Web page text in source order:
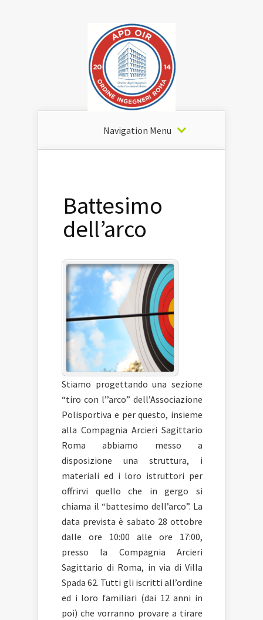
Navigation Menu
Battesimo
dell’arco
Stiamo progettando una sezione
“tiro con l’’arco” dell’Associazione
Polisportiva e per questo, insieme
alla Compagnia Arcieri Sagittario
Roma abbiamo messo a
disposizione una struttura, i
materiali ed i loro istruttori per
offrirvi quello che in gergo si
chiama il “battesimo dell’arco”. La
data prevista è sabato 28 ottobre
dalle ore 10:00 alle ore 17:00,
presso la Compagnia Arcieri
Sagittario di Roma, in via di Villa
Spada 62. Tutti gli iscritti all’ordine
ed i loro familiari (dai 12 anni in
poi) che vorranno provare a tirare